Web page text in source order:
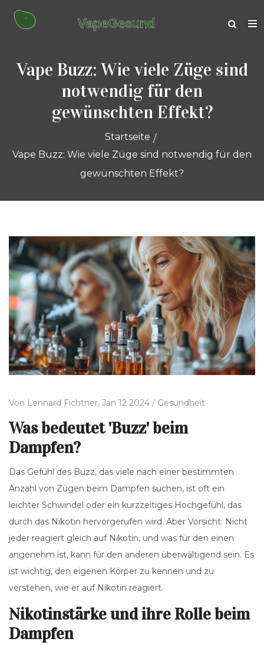
Vape Buzz: Wie viele Züge sind
notwendig für den
gewünschten Effekt?
Startseite
Vape Buzz: Wie viele Züge sind notwendig für den
gewünschten Effekt?
Von Lennard Fichtner, Jan 12 2024 / Gesundheit
Was bedeutet 'Buzz' beim
Dampfen?
Das Gefühl des Buzz, das viele nach einer bestimmten
Anzahl von Zügen beim Dampfen suchen, ist oft ein
leichter Schwindel oder ein kurzzeitiges Hochgefühl, das
durch das Nikotin hervorgerufen wird. Aber Vorsicht: Nicht
jeder reagiert gleich auf Nikotin, und was für den einen
angenehm ist, kann für den anderen überwältigend sein. Es
ist wichtig, den eigenen Körper zu kennen und zu
verstehen, wie er auf Nikotin reagiert.
Nikotinstärke und ihre Rolle beim
Dampfen